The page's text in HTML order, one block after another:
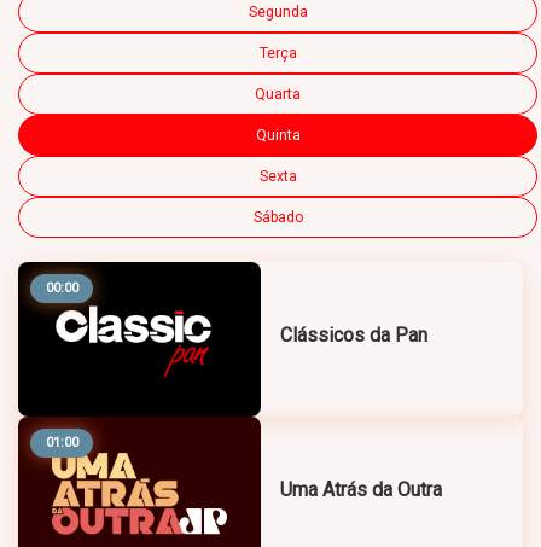
Segunda
Terça
Quarta
Quinta
Sexta
Sábado
00:00
Clássicos da Pan
01:00
Uma Atrás da Outra